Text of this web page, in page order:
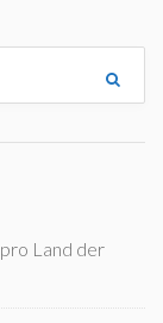
Land der